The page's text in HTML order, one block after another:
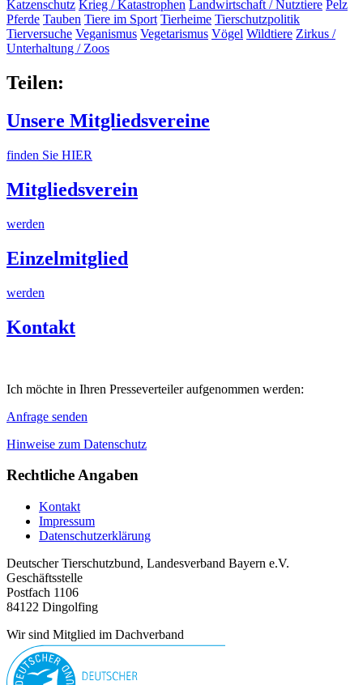
Katzenschutz Krieg / Katastrophen Landwirtschaft / Nutztiere Pelz
Pferde Tauben Tiere im Sport Tierheime Tierschutzpolitik
Tierversuche Veganismus Vegetarismus Vögel Wildtiere Zirkus /
Unterhaltung / Zoos
Teilen:
Unsere Mitgliedsvereine
finden Sie HIER
Mitgliedsverein
werden
Einzelmitglied
werden
Kontakt
Ich möchte in Ihren Presseverteiler aufgenommen werden:
Anfrage senden
Hinweise zum Datenschutz
Rechtliche Angaben
Kontakt
Impressum
Datenschutzerklärung
Deutscher Tierschutzbund, Landesverband Bayern e.V.
Geschäftsstelle
Postfach 1106
84122 Dingolfing
Wir sind Mitglied im Dachverband